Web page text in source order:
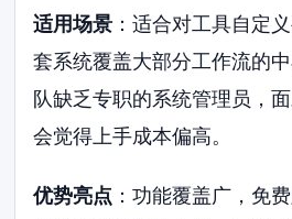
适用场景 ：适合对工具自定
套系统覆盖大部分工作流的
队缺乏专职的系统管理员，
会觉得上手成本偏高。
优势亮点 ：功能覆盖广，免